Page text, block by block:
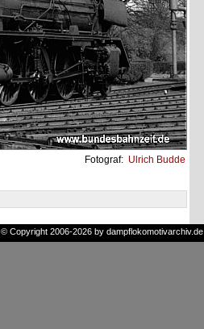
Fotograf: Ulrich Budde
© Copyright 2006-2026 by dampflokomotivarchiv.de